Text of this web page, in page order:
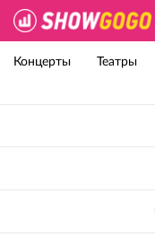
Концерты Театры